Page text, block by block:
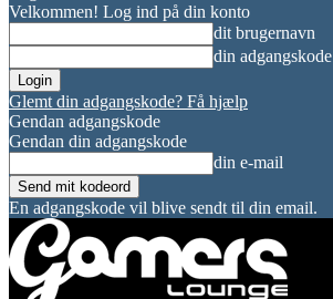
Velkommen! Log ind på din konto
dit brugernavn
din adgangskode
Glemt din adgangskode? Få hjælp
Gendan adgangskode
Gendan din adgangskode
din e-mail
En adgangskode vil blive sendt til din email.